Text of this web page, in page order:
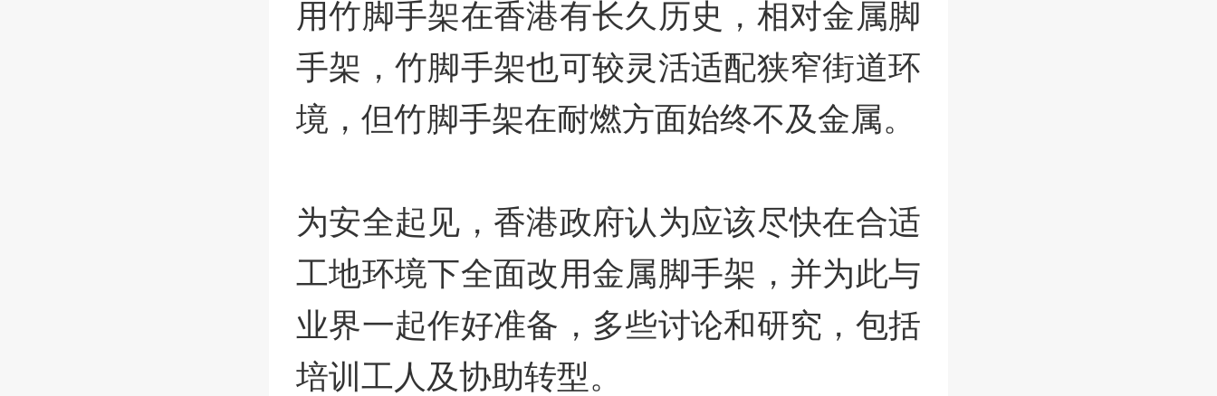
用竹脚手架在香港有长久历史，相对金属脚
手架，竹脚手架也可较灵活适配狭窄街道环
境，但竹脚手架在耐燃方面始终不及金属。
为安全起见，香港政府认为应该尽快在合适
工地环境下全面改用金属脚手架，并为此与
业界一起作好准备，多些讨论和研究，包括
培训工人及协助转型。